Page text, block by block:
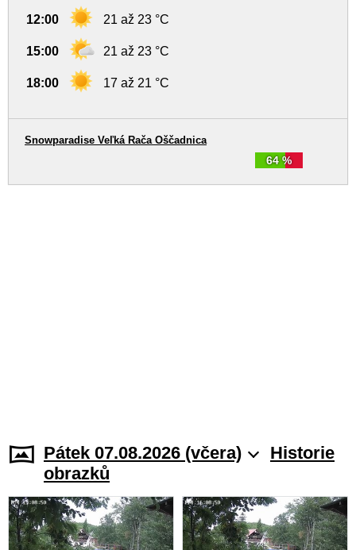
12:00 21 až 23 °C
15:00 21 až 23 °C
18:00 17 až 21 °C
64 %
Snowparadise Veľká Rača Oščadnica
Pátek 07.08.2026 (včera)
Historie
obrazků